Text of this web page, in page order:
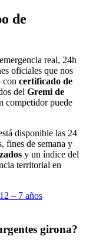
de
real, 24h
oficiales que nos
con certificado de
del Gremi de
competidor puede
disponible las 24
fines de semana y
y un índice del
territorial en
– 7 años
girona?